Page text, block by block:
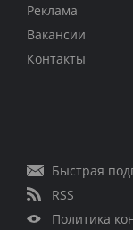
Реклама
Вакансии
Контакты
Быстрая
RSS
Политика